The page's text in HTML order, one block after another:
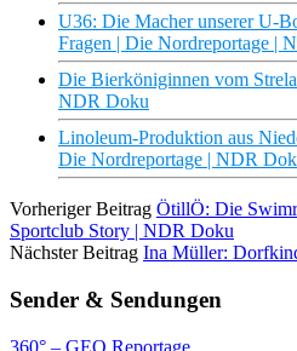
U36: Die Macher unserer U-
Fragen | Die Nordreportage |
Die Bierköniginnen vom
NDR Doku
Linoleum-Produktion aus
Die Nordreportage | NDR
Vorheriger Beitrag ÖtillÖ: Die
Sportclub Story | NDR Doku
Nächster Beitrag Ina Müller:
Sender & Sendungen
360° – GEO Reportage